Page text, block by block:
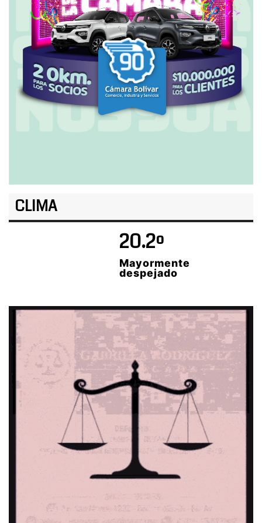
CLIMA
20.2º
Mayormente
despejado